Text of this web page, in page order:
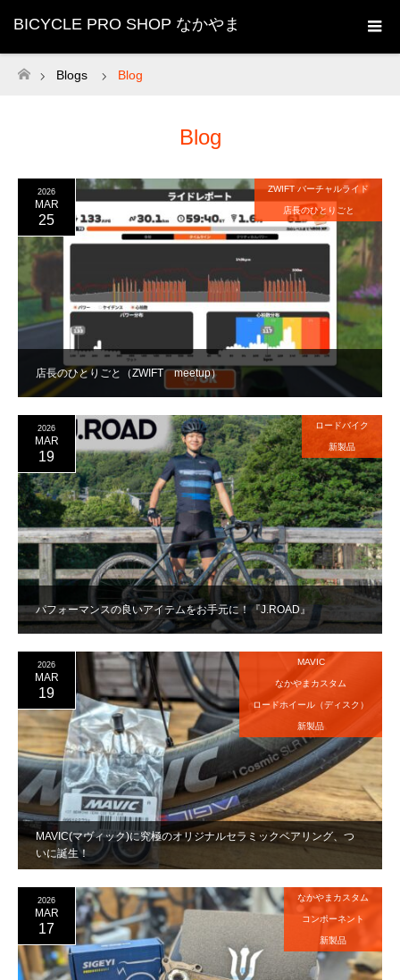
BICYCLE PRO SHOP なかやま
ホーム
Blogs Blog
Blog
店長のひとりごと（ZWIFT meetup）
2026
MAR
25
ZWIFT バーチャルライド
店長のひとりごと
パフォーマンスの良いアイテムをお手元に！『J.ROAD』
2026
MAR
19
ロードバイク
新製品
MAVIC(マヴィック)に究極のオリジナルセラミックベアリング、つ
いに誕生！
2026
MAR
19
MAVIC
なかやまカスタム
ロードホイール（ディスク）
新製品
2026
MAR
17
なかやまカスタム
コンポーネント
新製品